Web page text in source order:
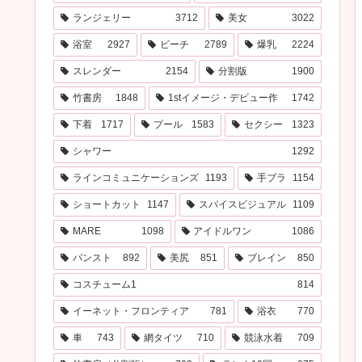
ランジェリー 3712 美女 3022
浴室 2927 ビーチ 2789 爆乳 2224
スレンダー 2154 分割版 1900
竹書房 1848 1stイメージ・デビュー作 1742
下着 1717 プール 1583 セクシー 1323
シャワー 1292
ラインコミュニケーションズ 1193 手ブラ 1154
ショートカット 1147 スパイスビジュアル 1109
MARE 1098 アイドルワン 1086
パンスト 892 美尻 851 ブレイン 850
コスチューム1 814
イーネット・フロンティア 781 浴衣 770
車 743 網タイツ 710 競泳水着 709